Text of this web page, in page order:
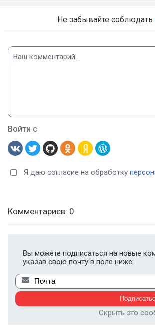
Не забывайте соблюдать
Войти с
Я даю согласие на обработку
Комментариев: 0
Вы можете подписаться на новые
указав свою почту в поле ниже:
Скрыть это